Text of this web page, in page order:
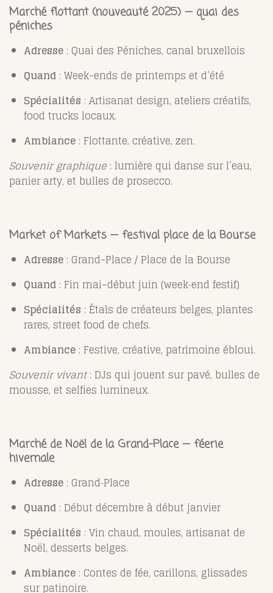
Marché flottant (nouveauté 2025) — quai des
péniches
Adresse : Quai des Péniches, canal bruxellois
Quand : Week-ends de printemps et d’été
Spécialités : Artisanat design, ateliers créatifs,
food trucks locaux.
Ambiance : Flottante, créative, zen.
Souvenir graphique : lumière qui danse sur l’eau,
panier arty, et bulles de prosecco.
Market of Markets — festival place de la Bourse
Adresse : Grand-Place / Place de la Bourse
Quand : Fin mai–début juin (week‑end festif)
Spécialités : Étals de créateurs belges, plantes
rares, street food de chefs.
Ambiance : Festive, créative, patrimoine ébloui.
Souvenir vivant: DJs qui jouent sur pavé, bulles de
mousse, et selfies lumineux.
Marché de Noël de la Grand-Place — féerie
hivernale
Adresse : Grand‑Place
Quand : Début décembre à début janvier
Spécialités : Vin chaud, moules, artisanat de
Noël, desserts belges.
Ambiance : Contes de fée, carillons, glissades
sur patinoire.